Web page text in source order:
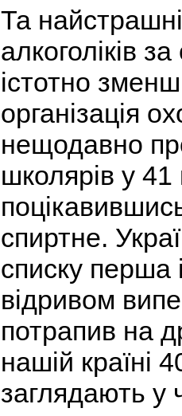
Та
алкоголіків
істотно
організація
нещодавно
школярів у 41
спиртне.
списку перша
відривом
потрапив на
нашій країні
заглядають у